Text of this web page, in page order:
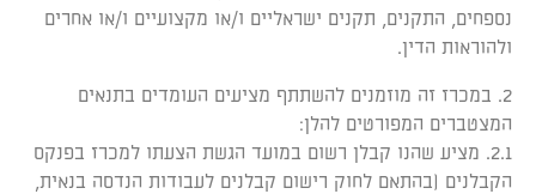
נספחים, התקנים, תקנים ישראליים ו/או מקצועיים ו/או אחרים
ולהוראות הדין.
2. במכרז זה מוזמנים להשתתף מציעים העומדים בתנאים
המצטברים המפורטים להלן:
2.1. מציע שהנו קבלן רשום במועד הגשת הצעתו למכרז בפנקס
הקבלנים (בהתאם לחוק רישום קבלנים לעבודות הנדסה בנאית,